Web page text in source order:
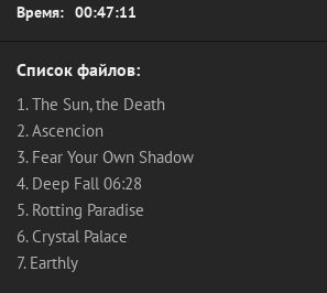
Время: 00:47:11
Список файлов:
1. The Sun, the Death
2. Ascencion
3. Fear Your Own Shadow
4. Deep Fall 06:28
5. Rotting Paradise
6. Crystal Palace
7. Earthly